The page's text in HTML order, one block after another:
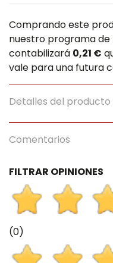
Comprando este
nuestro programa de
contabilizará 0,21 €
vale para una futura
Detalles del producto
Comentarios
FILTRAR OPINIONES
(0)